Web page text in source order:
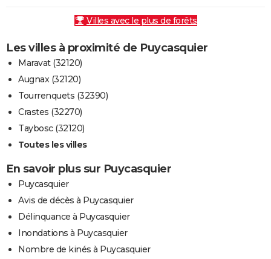
Villes avec le plus de forêts
Les villes à proximité de Puycasquier
Maravat (32120)
Augnax (32120)
Tourrenquets (32390)
Crastes (32270)
Taybosc (32120)
Toutes les villes
En savoir plus sur Puycasquier
Puycasquier
Avis de décès à Puycasquier
Délinquance à Puycasquier
Inondations à Puycasquier
Nombre de kinés à Puycasquier